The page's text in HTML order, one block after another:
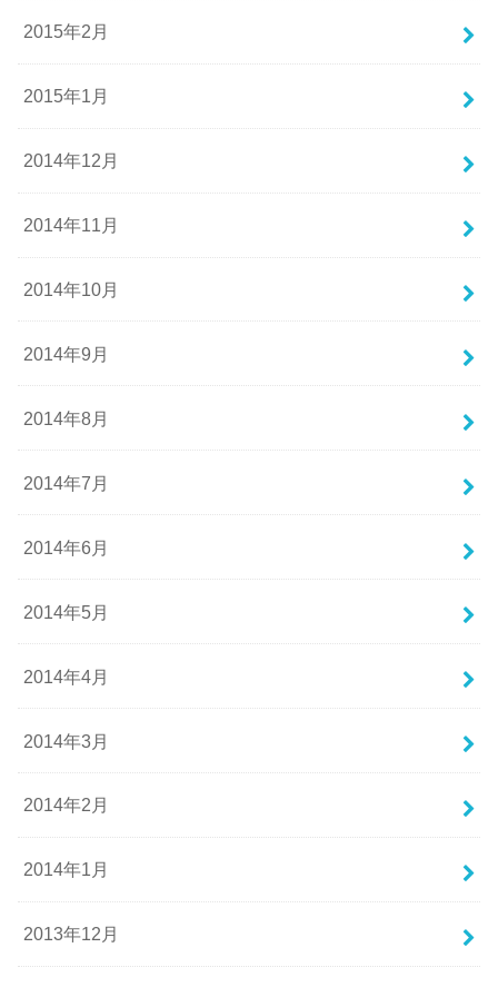
2015年2月
2015年1月
2014年12月
2014年11月
2014年10月
2014年9月
2014年8月
2014年7月
2014年6月
2014年5月
2014年4月
2014年3月
2014年2月
2014年1月
2013年12月